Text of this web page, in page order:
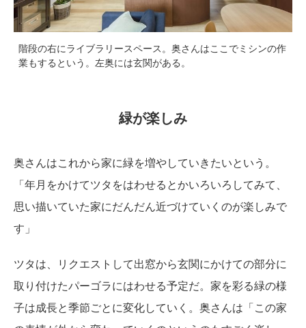
階段の右にライブラリースペース。奥さんはここでミシンの作
業もするという。左奥には玄関がある。
緑が楽しみ
奥さんはこれから家に緑を増やしていきたいという。
「年月をかけてツタをはわせるとかいろいろしてみて、
思い描いていた家にだんだん近づけていくのが楽しみで
す」
ツタは、リクエストして出窓から玄関にかけての部分に
取り付けたパーゴラにはわせる予定だ。家を彩る緑の様
子は成長と季節ごとに変化していく。奥さんは「この家